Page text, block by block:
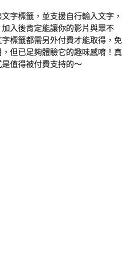
字標籤，並支援自行輸入文字，
入後肯定能讓你的影片與眾不
標籤都需另外付費才能取得，免
但已足夠體驗它的趣味感唷！真
值得被付費支持的～